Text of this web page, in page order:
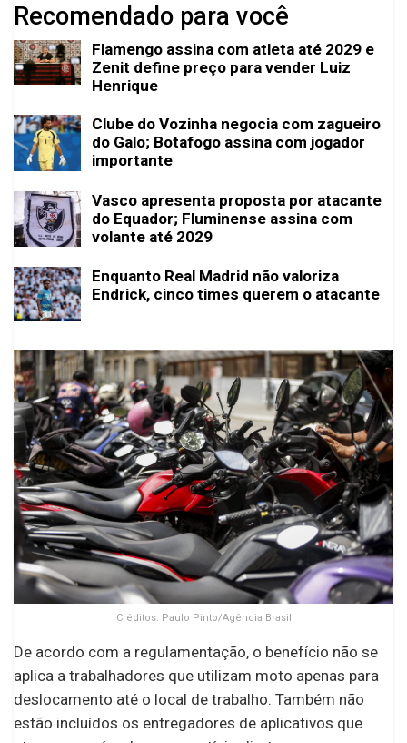
Recomendado para você
Flamengo assina com atleta até 2029 e
Zenit define preço para vender Luiz
Henrique
Clube do Vozinha negocia com zagueiro
do Galo; Botafogo assina com jogador
importante
Vasco apresenta proposta por atacante
do Equador; Fluminense assina com
volante até 2029
Enquanto Real Madrid não valoriza
Endrick, cinco times querem o atacante
Créditos: Paulo Pinto/Agência Brasil
De acordo com a regulamentação, o benefício não se
aplica a trabalhadores que utilizam moto apenas para
deslocamento até o local de trabalho. Também não
estão incluídos os entregadores de aplicativos que